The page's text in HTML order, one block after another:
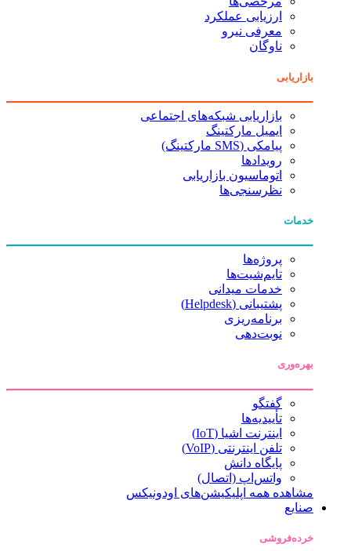
ارزیابی عملکرد
معرفی نیرو
ناوگان
بازاریابی
بازاریابی شبکه‌های اجتماعی
ایمیل مارکتینگ
پیامکی (SMS مارکتینگ)
رویدادها
اتوماسیون بازاریابی
نظرسنجی‌ها
خدمات
پروژه‌ها
تایم‌شیت‌ها
خدمات میدانی
پشتیبانی (Helpdesk)
برنامه‌ریزی
نوبت‌دهی
بهره‌وری
گفتگو
تأییدیه‌ها
اینترنت اشیا (IoT)
تلفن اینترنتی (VoIP)
پایگاه دانش
واتس‌اپ (اتصال)
مشاهده همه اپلیکیشن‌های اودونیکس
صنایع
خرده‌فروشی